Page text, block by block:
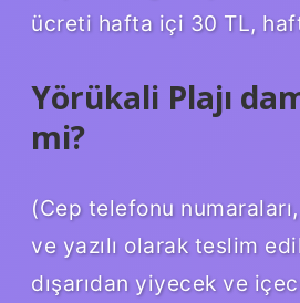
ücreti hafta içi 30 TL,
Yörükali Plajı
mi?
(Cep telefonu
ve yazılı olarak teslim
dışarıdan yiyecek ve